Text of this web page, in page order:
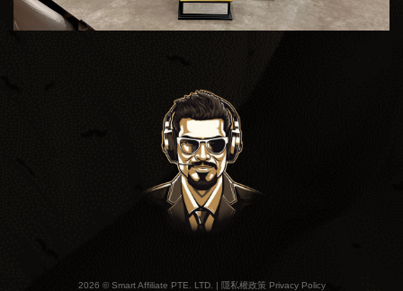
2026 © Smart Affiliate PTE. LTD. | 隱私權政策 Privacy Policy